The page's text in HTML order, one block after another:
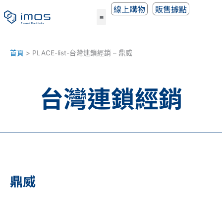
至
線上購物 販售據點
首頁 PLACE-list-台灣連鎖經銷 – 鼎威
台灣連鎖經銷
鼎威